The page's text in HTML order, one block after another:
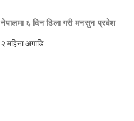
नेपालमा ६ दिन ढिला गरी मनसुन प्रवेश
२ महिना अगाडि